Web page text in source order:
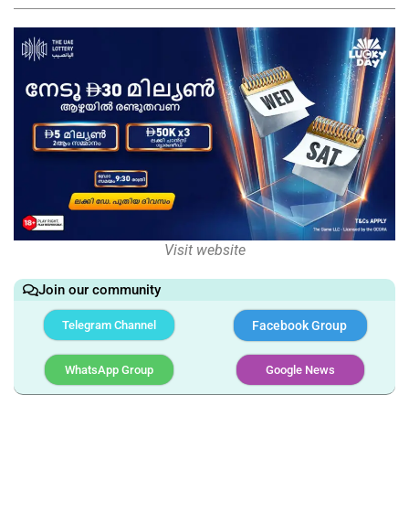
Visit website
Join our community
Telegram Channel Facebook Group
WhatsApp Group Google News